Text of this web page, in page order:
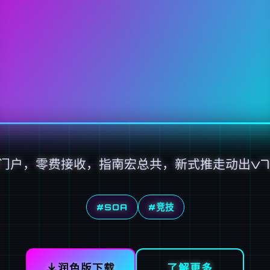
户，零费接收，指南宏总共，新式推走动出
#SOA #竞技